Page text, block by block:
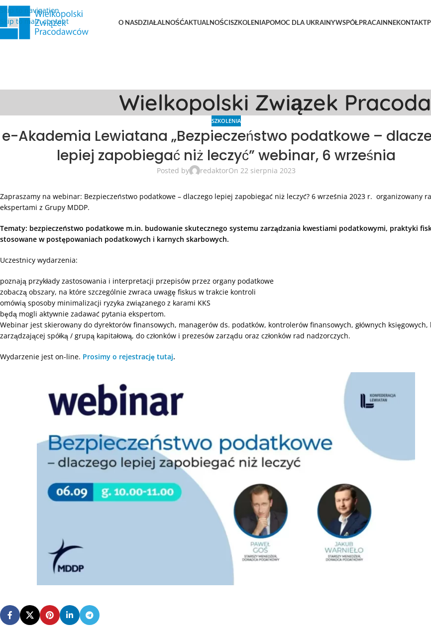
Skip to navigation
Skip to main content
O NASDZIAŁALNOŚĆAKTUALNOŚCISZKOLENIAPOMOC DLA UKRAINYWSPÓŁPRACAINNEKONTAKT
Wielkopolski Związek
SZKOLENIA
e-Akademia Lewiatana „Bezpieczeństwo podatkowe –
lepiej zapobiegać niż leczyć” webinar, 6 września
Posted by redaktorOn 22 sierpnia 2023
Zapraszamy na webinar: Bezpieczeństwo podatkowe – dlaczego lepiej zapobiegać niż leczyć? 6 września 2023 r. organizowany
ekspertami z Grupy MDDP.
Tematy: bezpieczeństwo podatkowe m.in. budowanie skutecznego systemu zarządzania kwestiami podatkowymi, praktyki
stosowane w postępowaniach podatkowych i karnych skarbowych.
Uczestnicy wydarzenia:
poznają przykłady zastosowania i interpretacji przepisów przez organy podatkowe
zobaczą obszary, na które szczególnie zwraca uwagę fiskus w trakcie kontroli
omówią sposoby minimalizacji ryzyka związanego z karami KKS
będą mogli aktywnie zadawać pytania ekspertom.
Webinar jest skierowany do dyrektorów finansowych, managerów ds. podatków, kontrolerów finansowych, głównych księgowych,
zarządzającej spółką / grupą kapitałową, do członków i prezesów zarządu oraz członków rad nadzorczych.
Wydarzenie jest on-line. Prosimy o rejestrację tutaj.